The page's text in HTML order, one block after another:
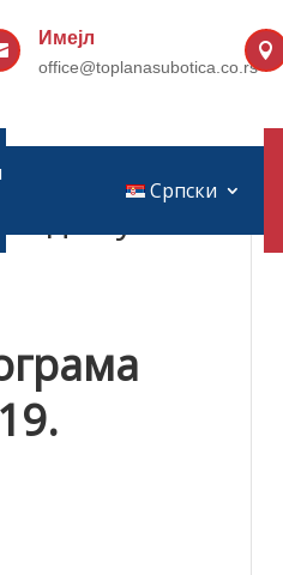
Имејл
office@toplanasubotica.co.rs

Српски